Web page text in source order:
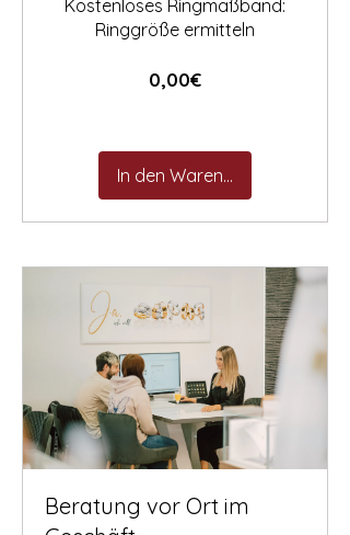
Kostenloses Ringmaßband:
Ringgröße ermitteln
0,00€Preis
In den Warenkorb
Beratung vor Ort im